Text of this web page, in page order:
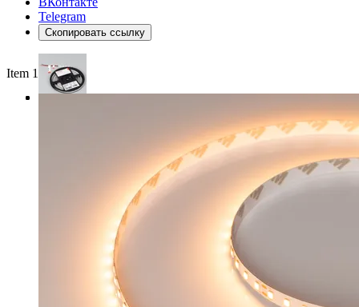
Telegram
Скопировать ссылку
Item 1 of 3